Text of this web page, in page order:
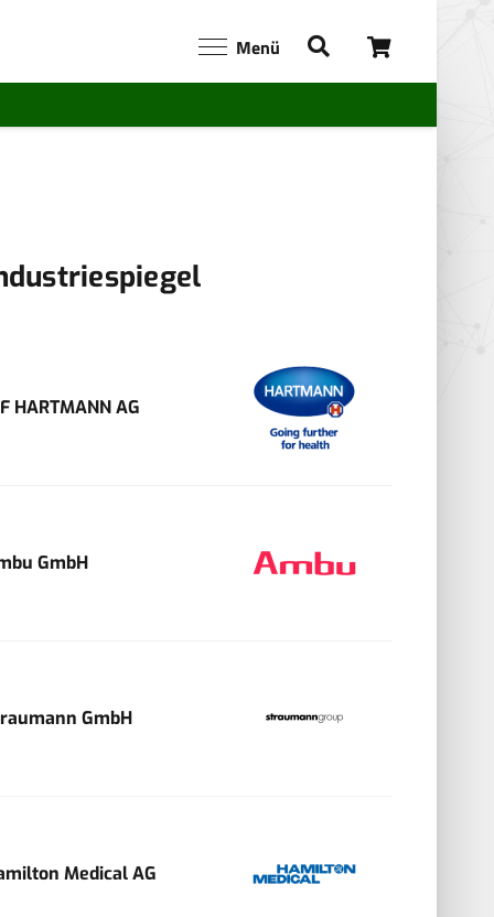
Menü
HARTMANN AG
GmbH
GmbH
Medical AG